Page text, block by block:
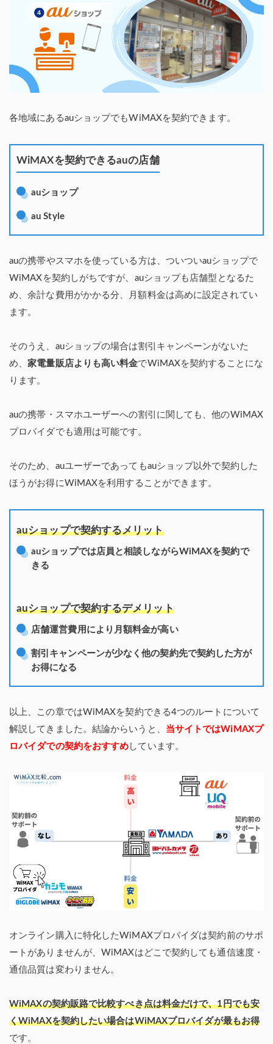
各地域にあるauショップでもWiMAXを契約できます。
WiMAXを契約できるauの店舗
auショップ
au Style
auの携帯やスマホを使っている方は、ついついauショップで
WiMAXを契約しがちですが、auショップも店舗型となるた
め、余計な費用がかかる分、月額料金は高めに設定されてい
ます。
そのうえ、auショップの場合は割引キャンペーンがないた
め、家電量販店よりも高い料金でWiMAXを契約することにな
ります。
auの携帯・スマホユーザーへの割引に関しても、他のWiMAX
プロバイダでも適用は可能です。
そのため、auユーザーであってもauショップ以外で契約した
ほうがお得にWiMAXを利用することができます。
auショップで契約するメリット
auショップでは店員と相談しながらWiMAXを契約で
きる
auショップで契約するデメリット
店舗運営費用により月額料金が高い
割引キャンペーンが少なく他の契約先で契約した方が
お得になる
以上、この章ではWiMAXを契約できる4つのルートについて
解説してきました。結論からいうと、 当サイトではWiMAXプ
ロバイダでの契約をおすすめ しています。
オンライン購入に特化したWiMAXプロバイダは契約前のサポ
ートがありませんが、WiMAXはどこで契約しても通信速度・
通信品質は変わりません。
WiMAXの契約販路で比較すべき点は料金だけで、1円でも安
くWiMAXを契約したい場合はWiMAXプロバイダが最もお得
です。